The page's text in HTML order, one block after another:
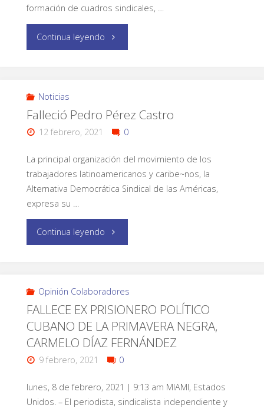
formación de cuadros sindicales, …
Continua leyendo
Noticias
Falleció Pedro Pérez Castro
12 febrero, 2021 0
La principal organización del movimiento de los
trabajadores latinoamericanos y caribe~nos, la
Alternativa Democrática Sindical de las Américas,
expresa su …
Continua leyendo
Opinión Colaboradores
FALLECE EX PRISIONERO POLÍTICO
CUBANO DE LA PRIMAVERA NEGRA,
CARMELO DÍAZ FERNÁNDEZ
9 febrero, 2021 0
lunes, 8 de febrero, 2021 | 9:13 am MIAMI, Estados
Unidos. – El periodista, sindicalista independiente y